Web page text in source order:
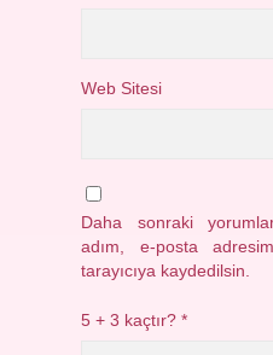
Web Sitesi
Daha sonraki
adım, e-posta
tarayıcıya kaydedilsin.
5 + 3 kaçtır?*